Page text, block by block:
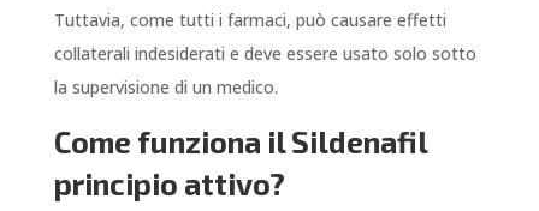
Tuttavia, come tutti i farmaci, può causare effetti
collaterali indesiderati e deve essere usato solo sotto
la supervisione di un medico.
Come funziona il Sildenafil
principio attivo?